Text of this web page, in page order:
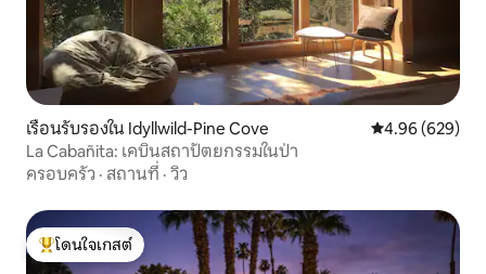
เรือนรับรองใน Idyllwild-Pine Cove คะแนนเฉลี่ย
4.96 (629)
La Cabañita: เคบินสถาปัตยกรรมในป่า
ครอบครัว · สถานที่ · วิว
โดนใจเกสต์ที่สุด
โดนใจเกสต์